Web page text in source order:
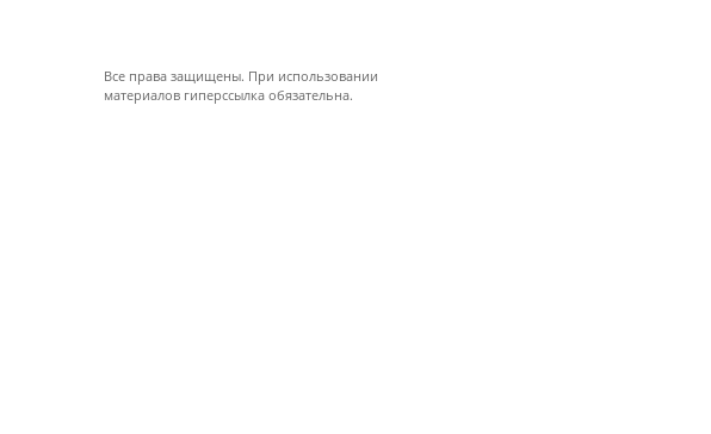
Все права защищены. При использовании
материалов гиперссылка обязательна.